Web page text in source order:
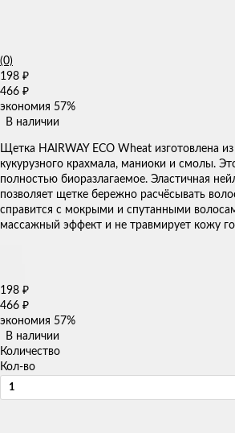
(0)
198 ₽
466 ₽
экономия 57%
В наличии
Щетка HAIRWAY ECO Wheat изготовлена
кукурузного крахмала, маниоки и смолы.
полностью биоразлагаемое. Эластичная
позволяет щетке бережно расчёсывать
справится с мокрыми и спутанными
массажный эффект и не травмирует кожу
198 ₽
466 ₽
экономия 57%
В наличии
Количество
Кол-во